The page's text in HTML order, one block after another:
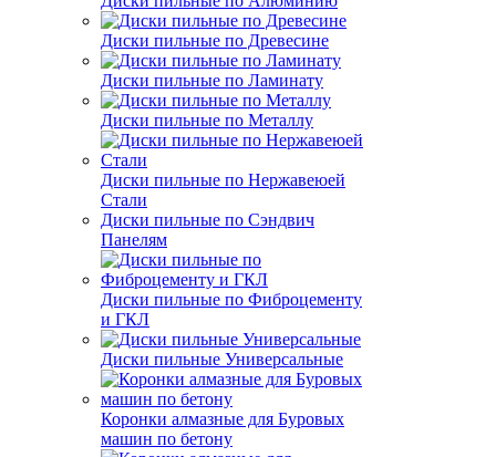
Диски пильные по Древесине
Диски пильные по Ламинату
Диски пильные по Металлу
Диски пильные по Нержавеюей
Стали
Диски пильные по Сэндвич
Панелям
Диски пильные по Фиброцементу
и ГКЛ
Диски пильные Универсальные
Коронки алмазные для Буровых
машин по бетону